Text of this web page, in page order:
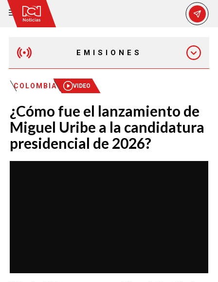
EMISIONES
MAÑANA EXPRESS
EMISIÓN 12:30 PM
EMISIÓN 7:00 PM
COLOMBIA VIDEO
¿Cómo fue el lanzamiento de
Miguel Uribe a la candidatura
presidencial de 2026?